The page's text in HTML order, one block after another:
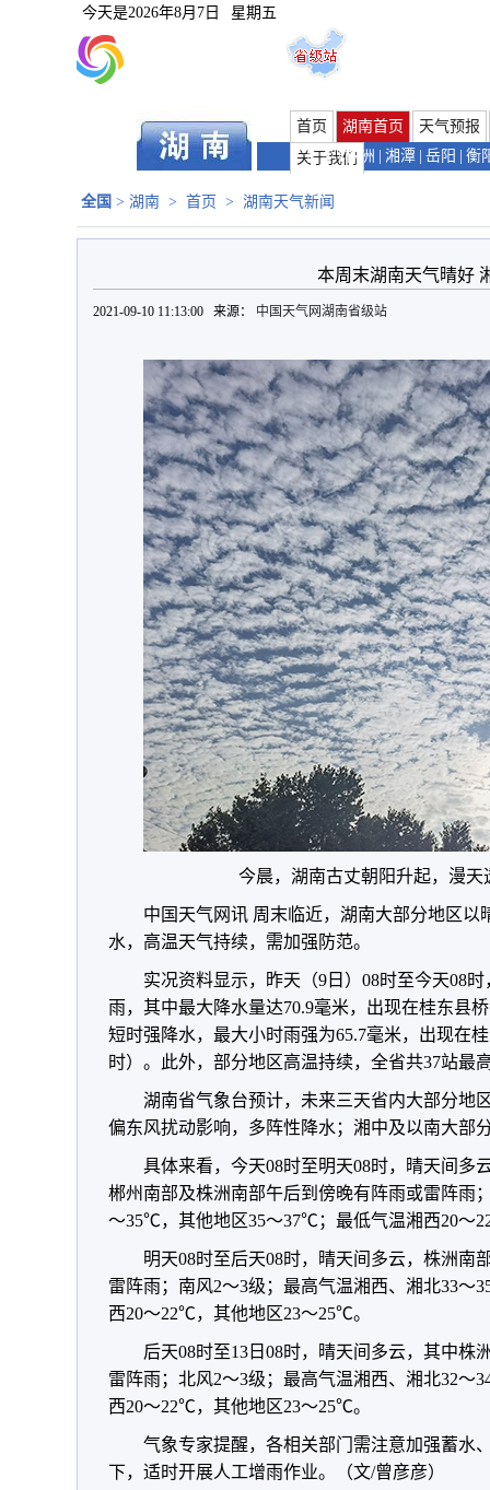
今天是2026年8月7日 星期五
首页 湖南首页
天气预报
关于我们
长沙 | 株洲 湘潭 岳阳 衡
全国 > 湖南 > 首页 > 湖南天气新闻
本周末湖南天气晴好
2021-09-10 11:13:00 来源： 中国天气网湖南省级站
今晨，湖南古丈朝阳升起，漫
中国天气网讯 周末临近，湖南大部分地区
水，高温天气持续，需加强防范。
实况资料显示，昨天（9日）08时至今天08
雨，其中最大降水量达70.9毫米，出现在桂东县
短时强降水，最大小时雨强为65.7毫米，出现在
时）。此外，部分地区高温持续，全省共37站最
湖南省气象台预计，未来三天省内大部分地
偏东风扰动影响，多阵性降水；湘中及以南大部
具体来看，今天08时至明天08时，晴天间多
郴州南部及株洲南部午后到傍晚有阵雨或雷阵雨
～35℃，其他地区35～37℃；最低气温湘西20～
明天08时至后天08时，晴天间多云，株洲南
雷阵雨；南风2～3级；最高气温湘西、湘北33
西20～22℃，其他地区23～25℃。
后天08时至13日08时，晴天间多云，其中株
雷阵雨；北风2～3级；最高气温湘西、湘北32
西20～22℃，其他地区23～25℃。
气象专家提醒，各相关部门需注意加强蓄水
下，适时开展人工增雨作业。（文/曾彦彦）